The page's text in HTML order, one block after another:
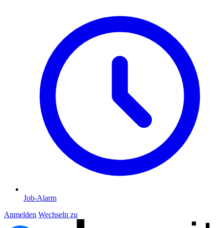
Job-Alarm
Anmelden Wechseln zu